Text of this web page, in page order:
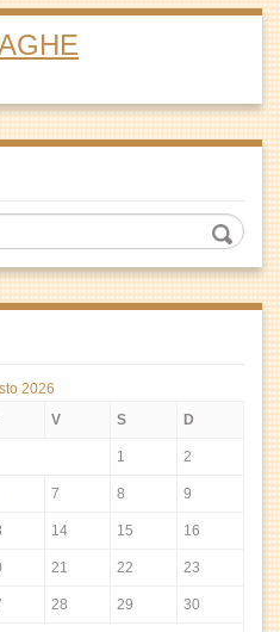
2026
V S D
1 2
7 8 9
14 15 16
21 22 23
28 29 30